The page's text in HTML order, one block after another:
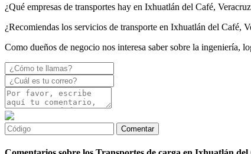
¿Qué empresas de transportes hay en Ixhuatlán del Café,
¿Recomiendas los servicios de transporte en Ixhuatlán del Café,
Como dueños de negocio nos interesa saber sobre la ingeniería,